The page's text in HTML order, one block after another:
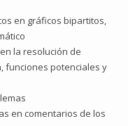
en gráficos bipartitos,
la resolución de
funciones potenciales y
en comentarios de los